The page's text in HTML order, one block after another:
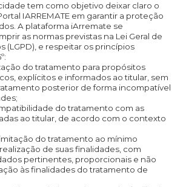
tem como objetivo deixar claro o
IARREMATE em garantir a proteção
A plataforma iArremate se
as normas previstas na Lei Geral de
(LGPD), e respeitar os princípios
do tratamento para propósitos
explícitos e informados ao titular, sem
posterior de forma incompatível
do tratamento com as
ao titular, de acordo com o contexto
do tratamento ao mínimo
de suas finalidades, com
pertinentes, proporcionais e não
às finalidades do tratamento de